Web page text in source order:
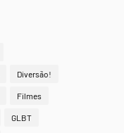
Diversão!
Filmes
GLBT